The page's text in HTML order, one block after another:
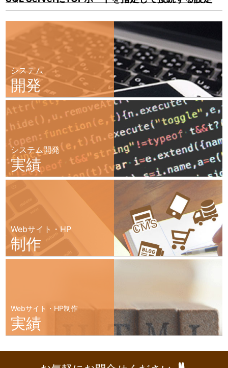
システム
開発
システム開発
実績
Webサイト・HP
制作
Webサイト・HP制作
実績